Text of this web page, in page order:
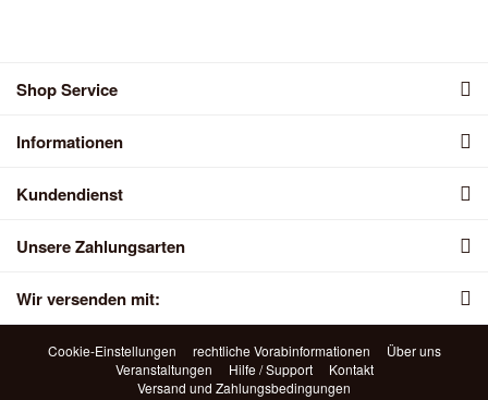
Shop Service
Informationen
Kundendienst
Unsere Zahlungsarten
Wir versenden mit:
Cookie-Einstellungen rechtliche Vorabinformationen
Über uns
Veranstaltungen
Hilfe / Support
Kontakt
Versand und Zahlungsbedingungen